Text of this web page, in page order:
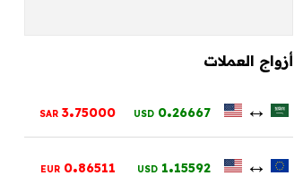
أزواج العملات
↔
0.26667
USD
3.75000
SAR
↔
1.15592
USD
0.86511
EUR